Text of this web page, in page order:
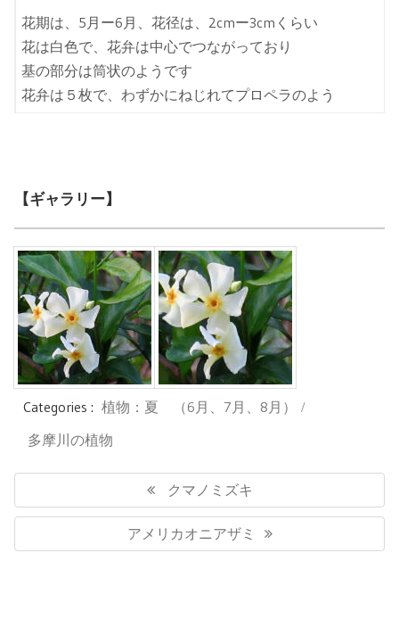
花期は、5月ー6月、花径は、2cmー3cmくらい
花は白色で、花弁は中心でつながっており
基の部分は筒状のようです
花弁は５枚で、わずかにねじれてプロペラのよう
【ギャラリー】
Categories : 植物：夏 （6月、7月、8月）
多摩川の植物
ナ
ビ
Previous
Post:
クマノミズキ
Next
Post:
アメリカオニアザミ